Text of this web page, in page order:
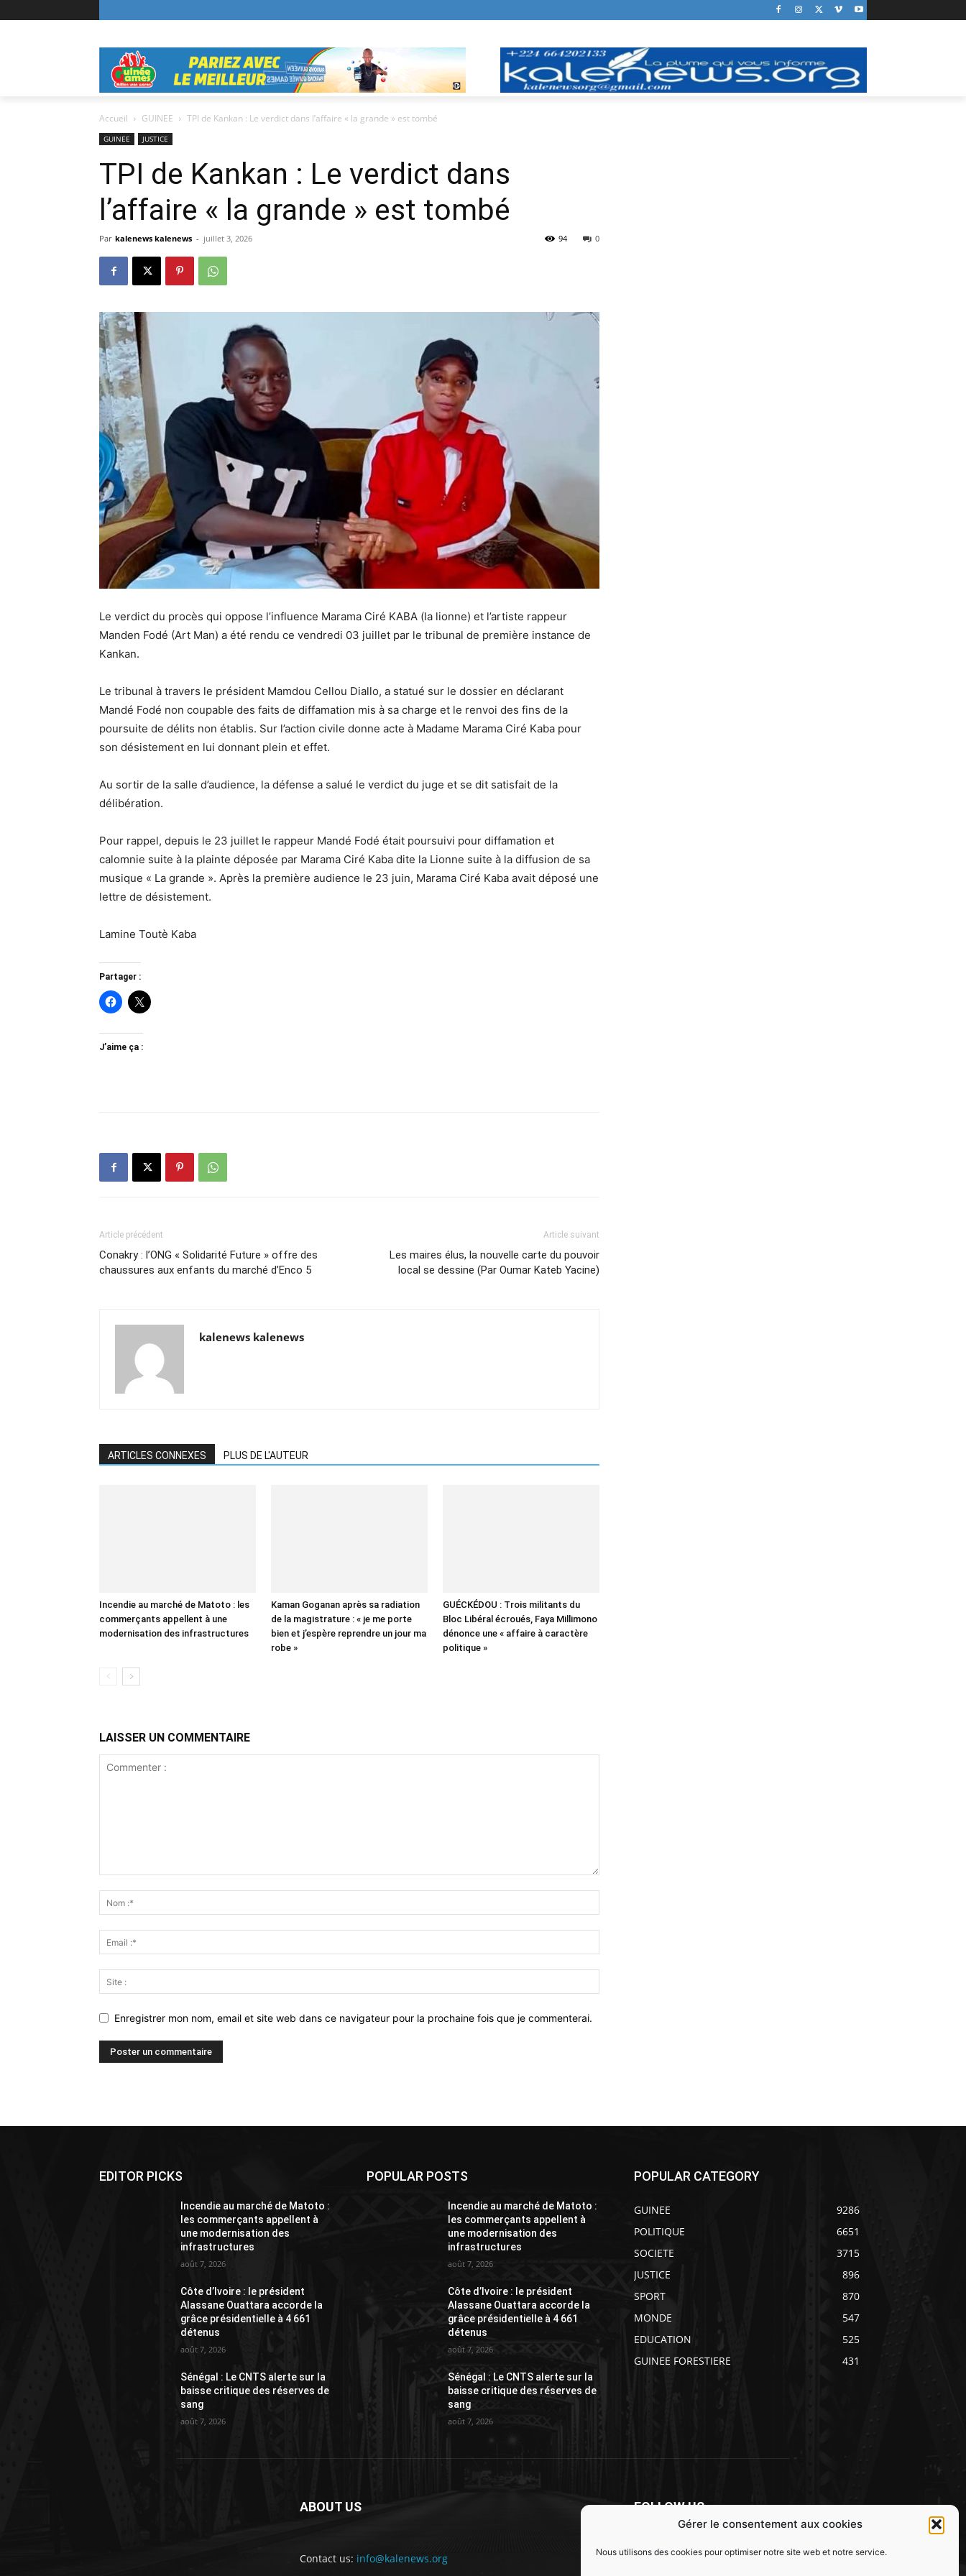
Gérer le consentement aux cookies
Nous utilisons des cookies pour optimiser notre site web et notre service.
Accueil GUINEE TPI de Kankan : Le verdict dans l’affaire « la grande » est tombé
GUINEE JUSTICE
TPI de Kankan : Le verdict dans
l’affaire « la grande » est tombé
Par kalenews kalenews - juillet 3, 2026 0
94
Le verdict du procès qui oppose l’influence Marama Ciré KABA (la lionne) et l’artiste rappeur
Manden Fodé (Art Man) a été rendu ce vendredi 03 juillet par le tribunal de première instance de
Kankan.
Le tribunal à travers le président Mamdou Cellou Diallo, a statué sur le dossier en déclarant
Mandé Fodé non coupable des faits de diffamation mis à sa charge et le renvoi des fins de la
poursuite de délits non établis. Sur l’action civile donne acte à Madame Marama Ciré Kaba pour
son désistement en lui donnant plein et effet.
Au sortir de la salle d’audience, la défense a salué le verdict du juge et se dit satisfait de la
délibération.
Pour rappel, depuis le 23 juillet le rappeur Mandé Fodé était poursuivi pour diffamation et
calomnie suite à la plainte déposée par Marama Ciré Kaba dite la Lionne suite à la diffusion de sa
musique « La grande ». Après la première audience le 23 juin, Marama Ciré Kaba avait déposé une
lettre de désistement.
Lamine Toutè Kaba
Partager :
J’aime ça :
Article précédent
Conakry : l’ONG « Solidarité Future » offre des
chaussures aux enfants du marché d’Enco 5
Article suivant
Les maires élus, la nouvelle carte du pouvoir
local se dessine (Par Oumar Kateb Yacine)
kalenews kalenews
ARTICLES CONNEXES PLUS DE L'AUTEUR
Incendie au marché de Matoto : les
commerçants appellent à une
modernisation des infrastructures
Kaman Goganan après sa radiation
de la magistrature : « je me porte
bien et j’espère reprendre un jour ma
robe »
GUÉCKÉDOU : Trois militants du
Bloc Libéral écroués, Faya Millimono
dénonce une « affaire à caractère
politique »
LAISSER UN COMMENTAIRE
Enregistrer mon nom, email et site web dans ce navigateur pour la prochaine fois que je commenterai.
EDITOR PICKS
Incendie au marché de Matoto :
les commerçants appellent à
une modernisation des
infrastructures
août 7, 2026
Côte d’Ivoire : le président
Alassane Ouattara accorde la
grâce présidentielle à 4 661
détenus
août 7, 2026
Sénégal : Le CNTS alerte sur la
baisse critique des réserves de
sang
août 7, 2026
POPULAR POSTS
Incendie au marché de Matoto :
les commerçants appellent à
une modernisation des
infrastructures
août 7, 2026
Côte d’Ivoire : le président
Alassane Ouattara accorde la
grâce présidentielle à 4 661
détenus
août 7, 2026
Sénégal : Le CNTS alerte sur la
baisse critique des réserves de
sang
août 7, 2026
POPULAR CATEGORY
GUINEE
9286
POLITIQUE
6651
SOCIETE
3715
JUSTICE
896
SPORT
870
MONDE
547
EDUCATION
525
GUINEE FORESTIERE
431
ABOUT US
Contact us: info@kalenews.org
FOLLOW US